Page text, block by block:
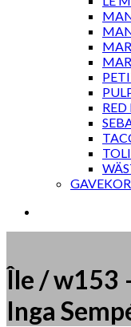
Île / w153
Inga